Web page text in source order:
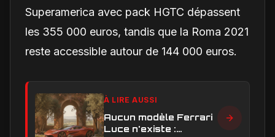
Superamerica avec pack HGTC dépassent
les 355 000 euros, tandis que la Roma 2021
reste accessible autour de 144 000 euros.
À LIRE AUSSI
Aucun modèle Ferrari
Luce n'existe :